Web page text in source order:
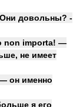
довольны? -
non importa! —
не имеет
он именно
я его